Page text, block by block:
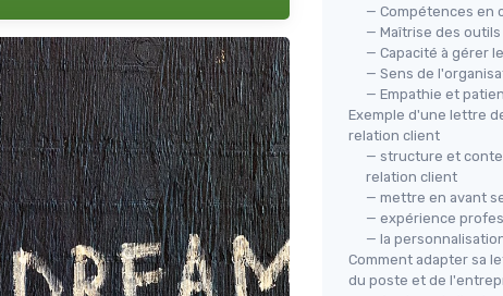
— Compétences en
— Maîtrise des outils
— Capacité à gérer
— Sens de
— Empathie et
Exemple d'une lettre
relation client
— structure et
relation client
— mettre en avant
— expérience
— la
Comment adapter sa
du poste et de